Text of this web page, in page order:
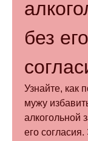
без его
Узнайте, как
мужу
алкогольной
его